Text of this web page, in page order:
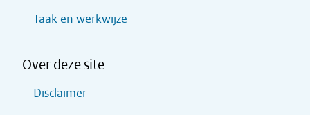
Taak en werkwijze
Over deze site
Disclaimer